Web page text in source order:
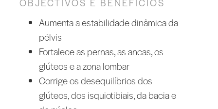
OBJECTIVOS E BENEFÍCIOS
Aumenta a estabilidade dinâmica da
pélvis
Fortalece as pernas, as ancas, os
glúteos e a zona lombar
Corrige os desequilíbrios dos
glúteos, dos isquiotibiais, da bacia e